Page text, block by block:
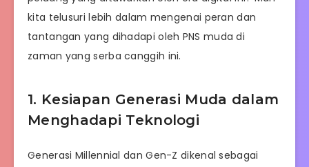
kita telusuri lebih dalam mengenai peran dan
tantangan yang dihadapi oleh PNS muda di
zaman yang serba canggih ini.
1. Kesiapan Generasi Muda dalam
Menghadapi Teknologi
Generasi Millennial dan Gen-Z dikenal sebagai